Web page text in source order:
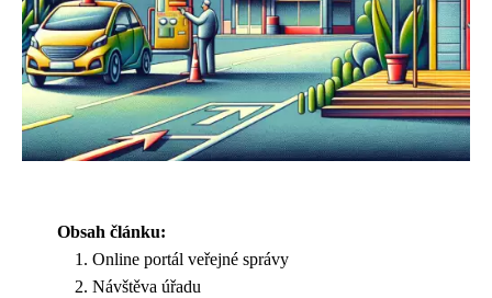
Obsah článku:
Online portál veřejné správy
Návštěva úřadu